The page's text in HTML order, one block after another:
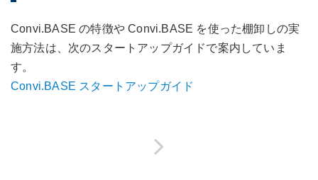
Convi.BASE の特徴や Convi.BASE を使った棚卸しの実
施方法は、次のスタートアップガイドで案内していま
す。
Convi.BASE スタートアップガイド